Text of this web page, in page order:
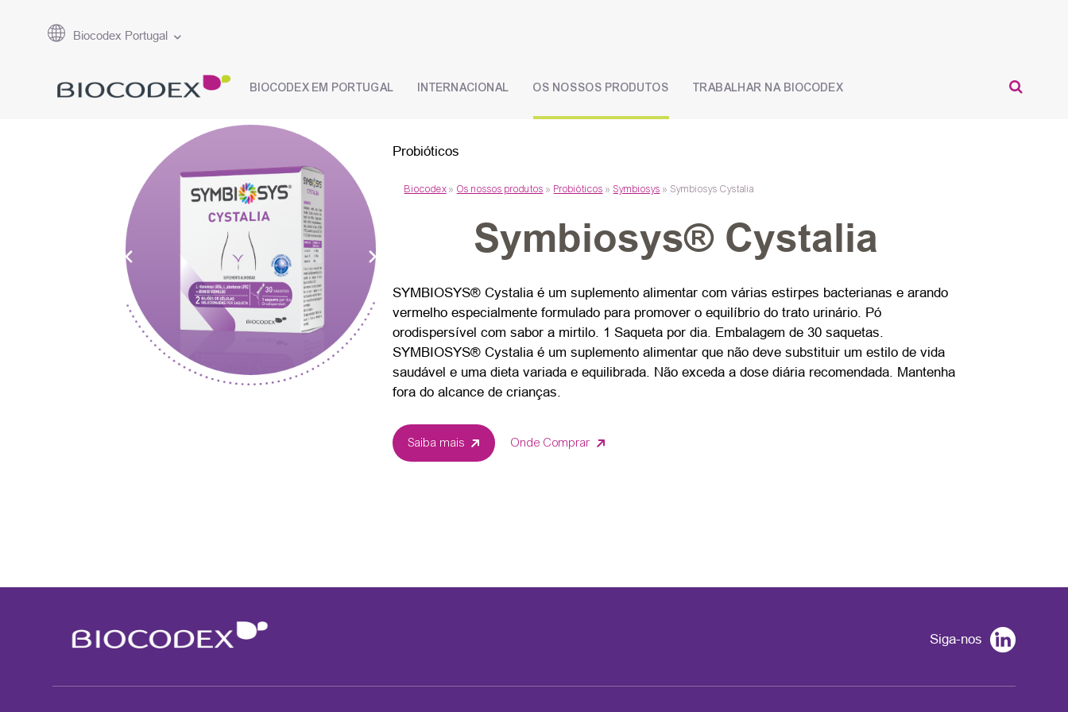
Biocodex Portugal
BIOCODEX EM PORTUGAL INTERNACIONAL OS NOSSOS PRODUTOS TRABALHAR NA BIOCODEX
Probióticos
Biocodex» Os nossos produtos » Probióticos » Symbiosys » Symbiosys Cystalia
Symbiosys® Cystalia
SYMBIOSYS® Cystalia é um suplemento alimentar com várias estirpes bacterianas e arando
vermelho especialmente formulado para promover o equilíbrio do trato urinário. Pó
orodispersível com sabor a mirtilo. 1 Saqueta por dia. Embalagem de 30 saquetas.
SYMBIOSYS® Cystalia é um suplemento alimentar que não deve substituir um estilo de vida
saudável e uma dieta variada e equilibrada. Não exceda a dose diária recomendada. Mantenha
fora do alcance de crianças.
Saiba mais Onde Comprar
Siga-nos